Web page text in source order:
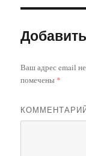
Ваш адрес email
помечены *